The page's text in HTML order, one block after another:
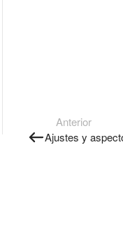
Anterior
Ajustes y